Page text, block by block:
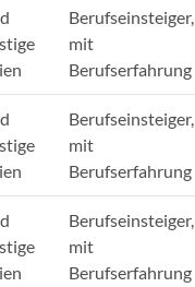
Berufseinsteiger,
mit
Berufserfahrung
Berufseinsteiger,
mit
Berufserfahrung
Berufseinsteiger,
mit
Berufserfahrung